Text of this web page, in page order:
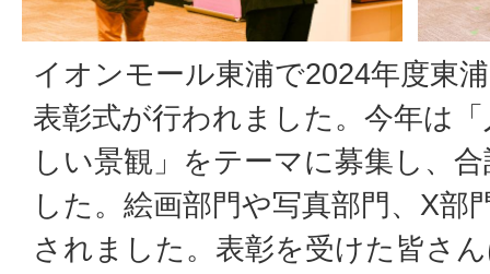
イオンモール東浦で2024年度東
表彰式が行われました。今年は
しい景観」をテーマに募集し、
した。絵画部門や写真部門、X部
されました。表彰を受けた皆さ